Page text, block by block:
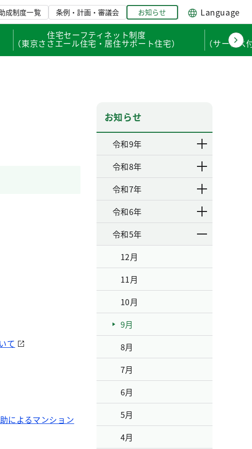
成制度一覧 条例・計画・審議会 お知らせ
Language
住宅セーフティネット制度
（東京ささエール住宅・居住サポート住宅） （サービ
て
によるマンション
お知らせ
令和9年
令和8年
令和7年
令和6年
令和5年
12月
11月
10月
9月
8月
7月
6月
5月
4月